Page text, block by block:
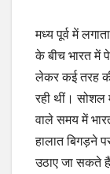
मध्य पूर्व में
के बीच भारत में
लेकर कई तरह
रही थीं। सोशल
वाले समय में
हालात बिगड़ने
उठाए जा सकते